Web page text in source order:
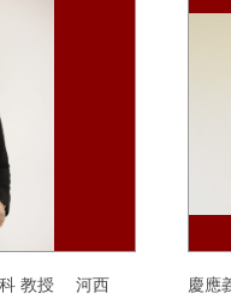
科 教授 河西
慶應